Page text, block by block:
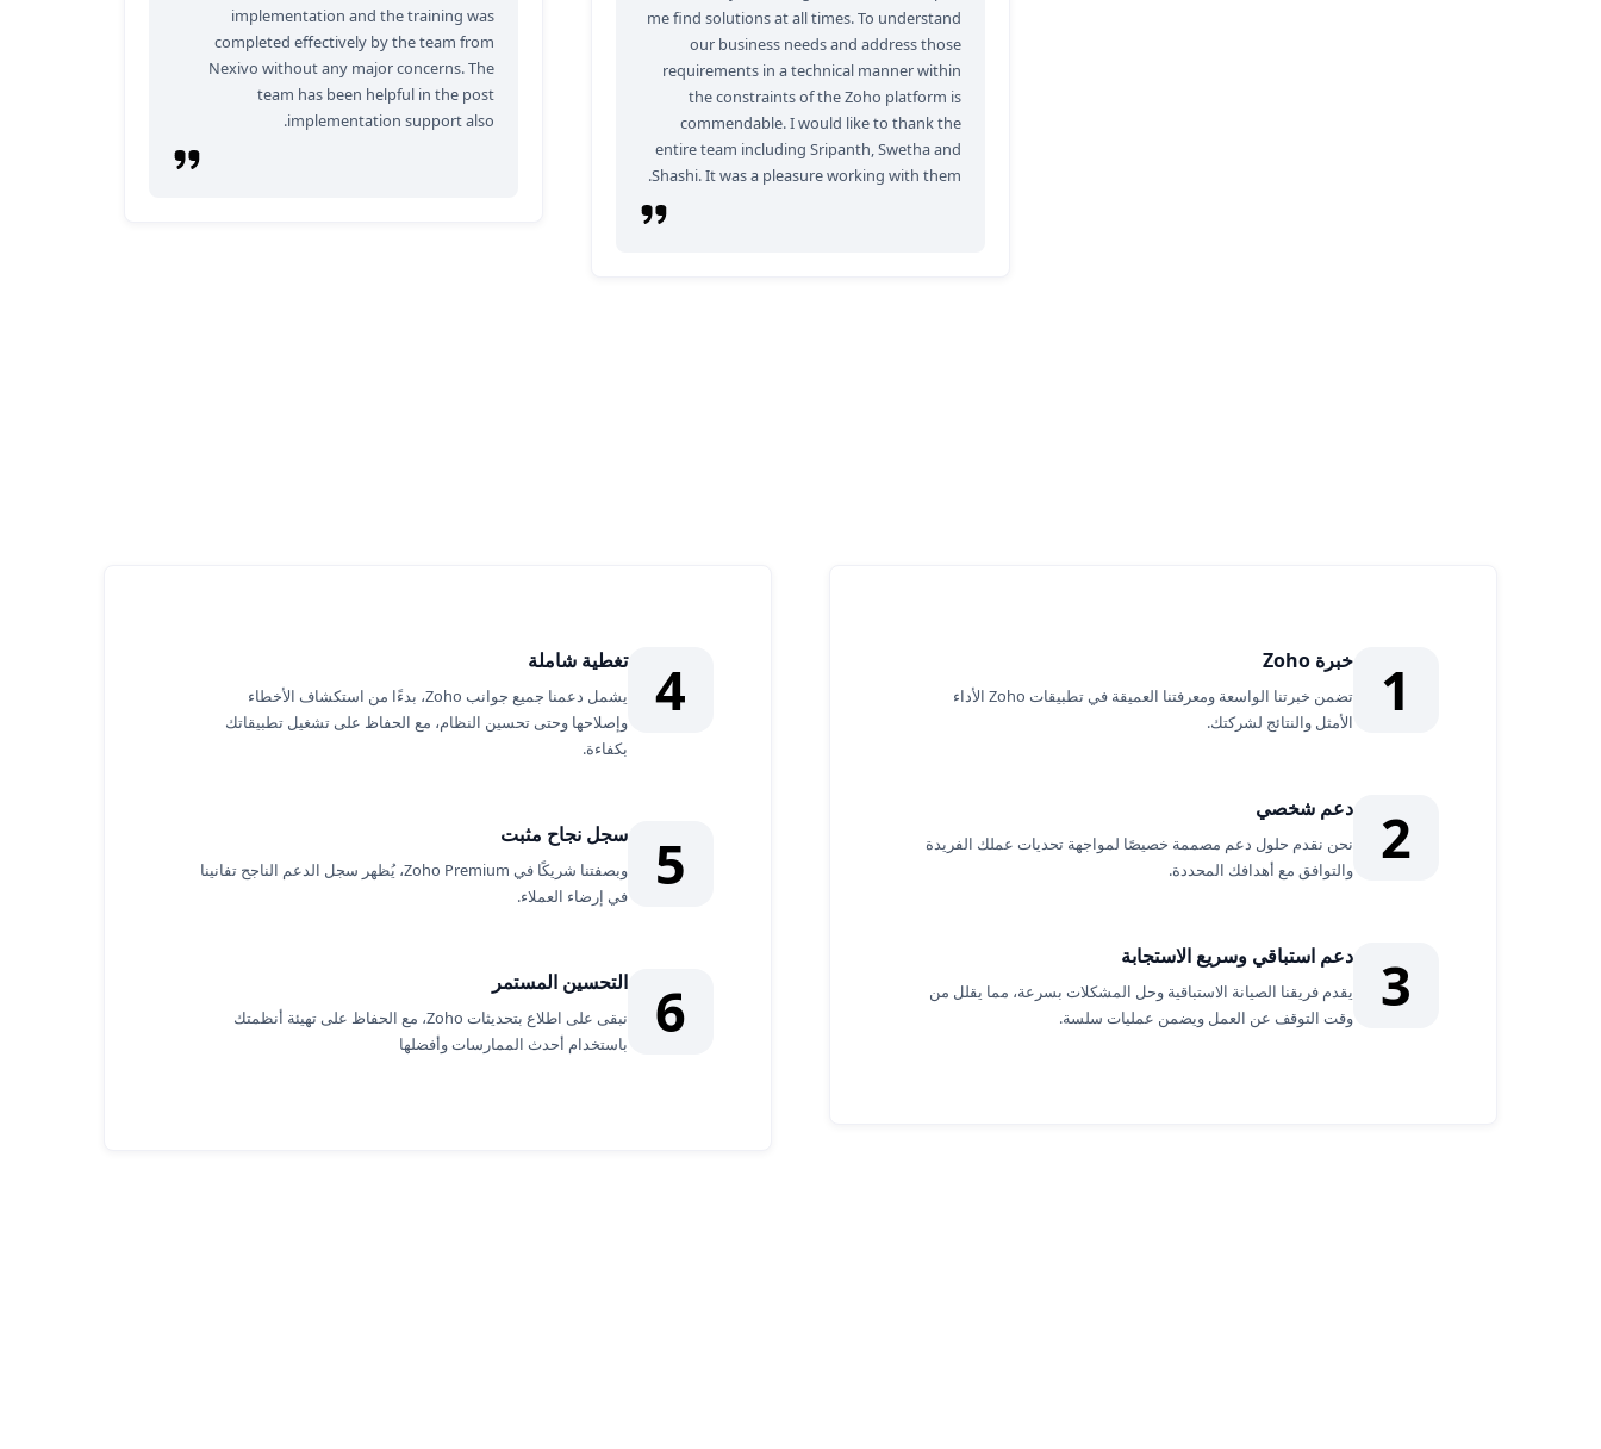
me find solutions at all times. To understand
our business needs and address those
requirements in a technical manner within
the constraints of the Zoho platform is
commendable. I would like to thank the
entire team including Sripanth, Swetha and
Shashi. It was a pleasure working with them.
implementation and the training was
completed effectively by the team from
Nexivo without any major concerns. The
team has been helpful in the post
implementation support also.
1 خبرة Zoho
تضمن خبرتنا الواسعة ومعرفتنا العميقة في تطبيقات Zoho الأداء
الأمثل والنتائج لشركتك.
2 دعم شخصي
نحن نقدم حلول دعم مصممة خصيصًا لمواجهة تحديات عملك الفريدة
والتوافق مع أهدافك المحددة.
3 دعم استباقي وسريع الاستجابة
يقدم فريقنا الصيانة الاستباقية وحل المشكلات بسرعة، مما يقلل من
وقت التوقف عن العمل ويضمن عمليات سلسة.
4 تغطية شاملة
يشمل دعمنا جميع جوانب Zoho، بدءًا من استكشاف الأخطاء
وإصلاحها وحتى تحسين النظام، مع الحفاظ على تشغيل تطبيقاتك
بكفاءة.
5 سجل نجاح مثبت
وبصفتنا شريكًا في Zoho Premium، يُظهر سجل الدعم الناجح تفانينا
في إرضاء العملاء.
6 التحسين المستمر
نبقى على اطلاع بتحديثات Zoho، مع الحفاظ على تهيئة أنظمتك
باستخدام أحدث الممارسات وأفضلها